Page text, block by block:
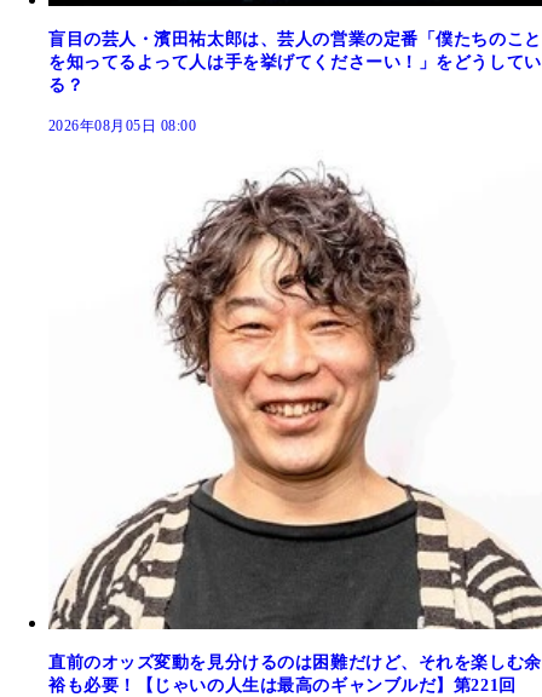
盲目の芸人・濱田祐太郎は、芸人の営業の定番「僕たちのこと
を知ってるよって人は手を挙げてくださーい！」をどうしてい
る？
2026年08月05日 08:00
直前のオッズ変動を見分けるのは困難だけど、それを楽しむ余
裕も必要！【じゃいの人生は最高のギャンブルだ】第221回